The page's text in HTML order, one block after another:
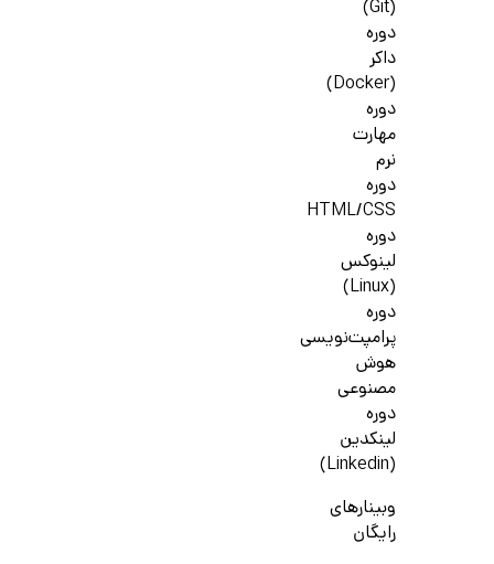
(Git)
دوره
داکر
(Docker)
دوره
مهارت
نرم
دوره
HTML/CSS
دوره
لینوکس
(Linux)
دوره
پرامپت‌نویسی
هوش
مصنوعی
دوره
لینکدین
(Linkedin)
وبینارهای
رایگان